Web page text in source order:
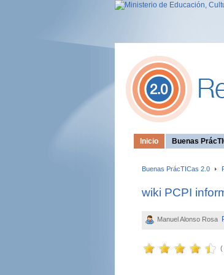
Inicio Buenas
Buenas PrácTICas 2.0
wiki PCPI
Manuel Alonso Rosa
(